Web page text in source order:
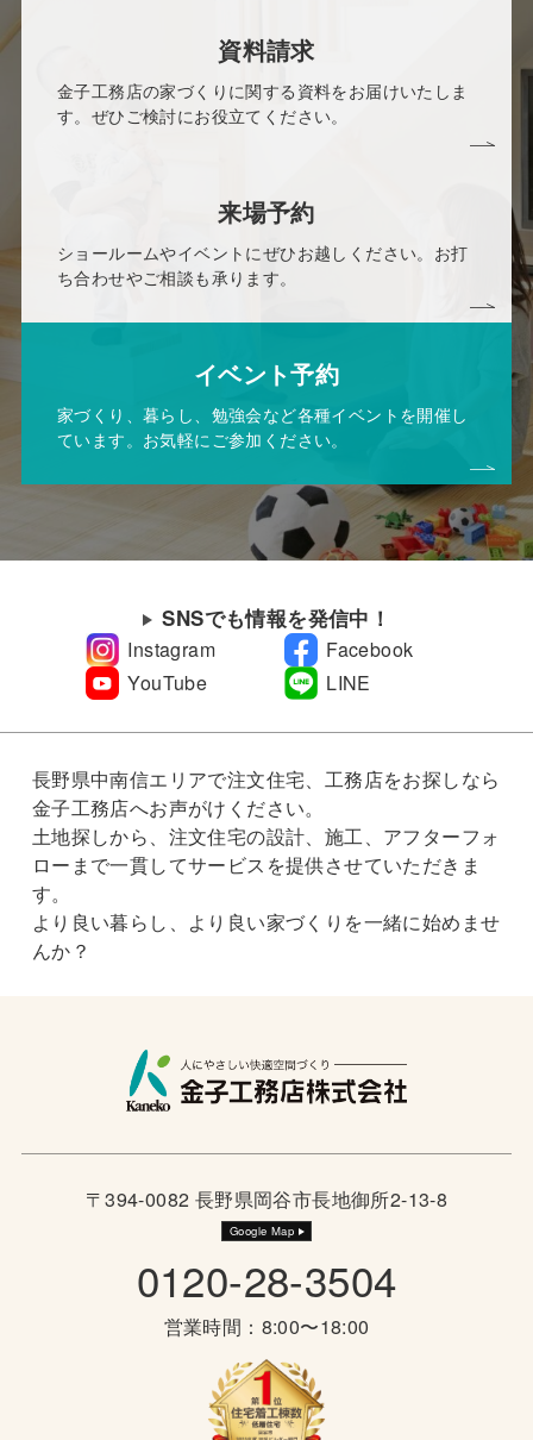
資料請求
金子工務店の家づくりに関する資料をお届けいたしま
す。ぜひご検討にお役立てください。
来場予約
ショールームやイベントにぜひお越しください。お打
ち合わせやご相談も承ります。
イベント予約
家づくり、暮らし、勉強会など各種イベントを開催し
ています。お気軽にご参加ください。
SNSでも情報を発信中！
Instagram
Facebook
YouTube
LINE
長野県中南信エリアで注文住宅、工務店をお探しなら
金子工務店へお声がけください。
土地探しから、注文住宅の設計、施工、アフターフォ
ローまで一貫してサービスを提供させていただきま
す。
より良い暮らし、より良い家づくりを一緒に始めませ
んか？
〒394-0082 長野県岡谷市長地御所2-13-8
Google Map
0120-28-3504
営業時間：8:00〜18:00